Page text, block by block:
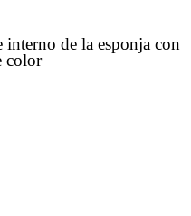
interno de la esponja con
color